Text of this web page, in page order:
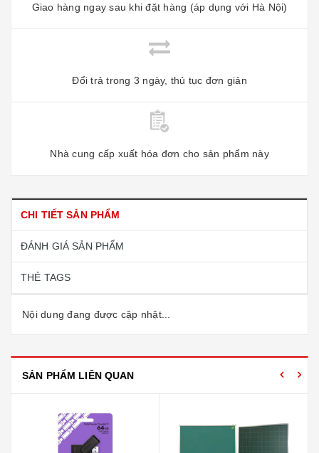
Giao hàng ngay sau khi đặt hàng (áp dụng với Hà Nội)
Đổi trả trong 3 ngày, thủ tục đơn giản
Nhà cung cấp xuất hóa đơn cho sản phẩm này
CHI TIẾT SẢN PHẨM
ĐÁNH GIÁ SẢN PHẨM
THẺ TAGS
Nội dung đang được cập nhật...
SẢN PHẨM LIÊN QUAN